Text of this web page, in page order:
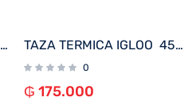
CONSERVADORA IGLOO 19 LITROS BUCKET BLANCO 63551 CON PORTACAÑAS DE PESCAR TAZA TERMICA IGLOO 450ML P/CAFÉ CARBONITE 71232
0
₲ 175.000